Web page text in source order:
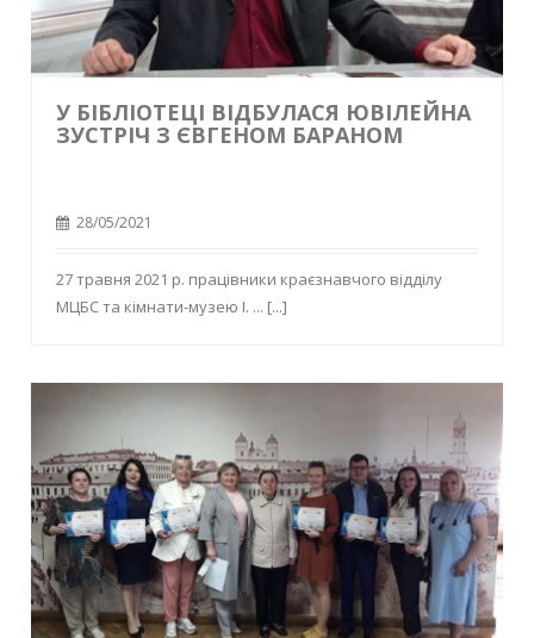
У БІБЛІОТЕЦІ ВІДБУЛАСЯ ЮВІЛЕЙНА
ЗУСТРІЧ З ЄВГЕНОМ БАРАНОМ
28/05/2021
27 травня 2021 р. працівники краєзнавчого відділу
МЦБС та кімнати-музею І. ... [...]